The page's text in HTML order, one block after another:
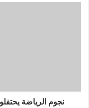
نجوم الرياضة